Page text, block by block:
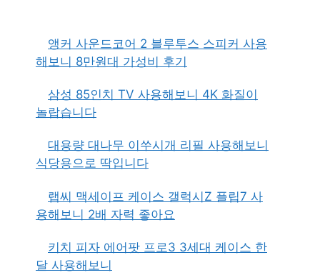
앵커 사운드코어 2 블루투스 스피커 사용
해보니 8만원대 가성비 후기
삼성 85인치 TV 사용해보니 4K 화질이
놀랍습니다
대용량 대나무 이쑤시개 리필 사용해보니
식당용으로 딱입니다
랩씨 맥세이프 케이스 갤럭시Z 플립7 사
용해보니 2배 자력 좋아요
키치 피자 에어팟 프로3 3세대 케이스 한
달 사용해보니